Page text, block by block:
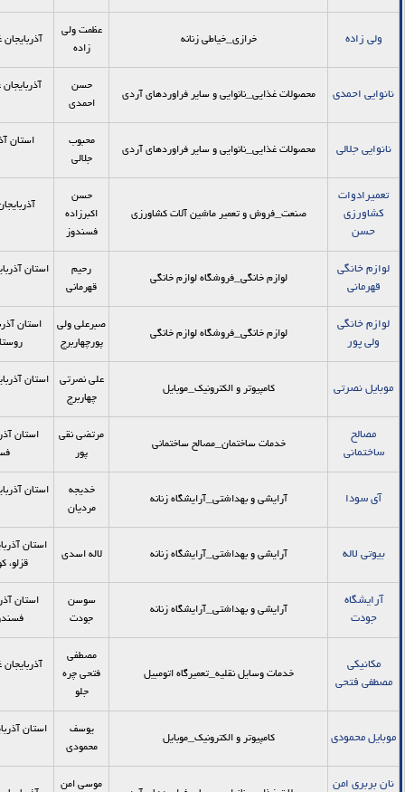
ولی زاده خرازی_خیاطی زنانه
عظمت ولی
زاده
نانوایی احمدی محصولات غذایی_نانوایی و سایر فراوردهای آردی
حسن
احمدی
نانوایی جلالی محصولات غذایی_نانوایی و سایر فراوردهای آردی
محبوب
جلالی
تعمیرادوات
کشاورزی
حسن
صنعت_فروش و تعمیر ماشین آلات کشاورزی
حسن
اکبرزاده
فسندوز
لوازم خانگی
قهرمانی
لوازم خانگی_فروشگاه لوازم خانگی
رحیم
قهرمانی
استان
لوازم خانگی
ولی پور
لوازم خانگی_فروشگاه لوازم خانگی
صبرعلی ولی
پورچهاربرج
استان
روستا
موبایل نصرتی کامپیوتر و الکترونیک_موبایل
علی نصرتی
چهاربرج
استان
مصالح
ساختمانی
خدمات ساختمان_مصالح ساختمانی
مرتضی نقی
پور
استان
آی سودا آرایشی و بهداشتی_آرایشگاه زنانه
خدیجه
مردیان
استان
بیوتی لاله آرایشی و بهداشتی_آرایشگاه زنانه لاله اسدی
استان
قزلو،
آرایشگاه
جودت
آرایشی و بهداشتی_آرایشگاه زنانه
سوسن
جودت
استان
مکانیکی
مصطفی فتحی
خدمات وسایل نقلیه_تعمیرگاه اتومبیل
مصطفی
فتحی چره
جلو
موبایل محمودی کامپیوتر و الکترونیک_موبایل
یوسف
محمودی
استان
نان بربری امن
موسی امن